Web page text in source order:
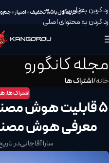
🎉خرید اول با 5% تخفیف + امتیاز + جم و 5% کش بک
رد کردن به ناوبری
رد کردن به محتوای اصلی
مجله کانگورو
خانه/اشتراک ها
اشتراک ها,
معرفی هوش
سارا آقاجانیدر تاریخ